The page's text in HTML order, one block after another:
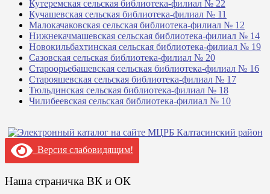
Кутеремская сельская библиотека-филиал № 22
Кучашевская сельская библиотека-филиал № 11
Малокачаковская сельская библиотека-филиал № 12
Нижнекачмашевская сельская библиотека-филиал № 14
Новокильбахтинская сельская библиотека-филиал № 19
Сазовская сельская библиотека-филиал № 20
Староорьебашевская сельская библиотека-филиал № 16
Старояшевская сельская библиотека-филиал № 17
Тюльдинская сельская библиотека-филиал № 18
Чилибеевская сельская библиотека-филиал № 10
Версия слабовидящим!
Наша страничка ВК и ОК